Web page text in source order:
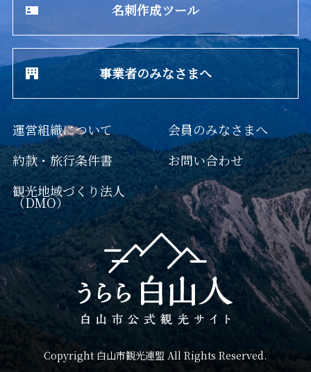
名刺作成ツール
事業者のみなさまへ
運営組織について
約款・旅行条件書
観光地域づくり法人
（DMO）
会員のみなさまへ
お問い合わせ
Copyright 白山市観光連盟 All Rights Reserved.